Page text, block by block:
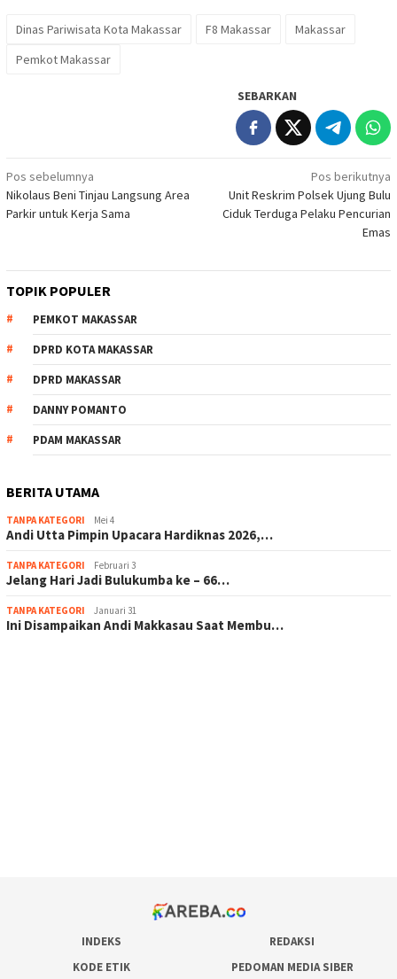
Dinas Pariwisata Kota Makassar F8 Makassar
Makassar
Pemkot Makassar
SEBARKAN
Navigasi
pos
Pos sebelumnya
Nikolaus Beni Tinjau Langsung Area
Parkir untuk Kerja Sama
Pos berikutnya
Unit Reskrim Polsek Ujung Bulu
Ciduk Terduga Pelaku Pencurian
Emas
TOPIK POPULER
PEMKOT MAKASSAR
DPRD KOTA MAKASSAR
DPRD MAKASSAR
DANNY POMANTO
PDAM MAKASSAR
BERITA UTAMA
TANPA KATEGORI Mei 4
Andi Utta Pimpin Upacara Hardiknas 2026,…
TANPA KATEGORI Februari 3
Jelang Hari Jadi Bulukumba ke – 66…
TANPA KATEGORI Januari 31
Ini Disampaikan Andi Makkasau Saat Membu…
INDEKS
REDAKSI
KODE ETIK
PEDOMAN MEDIA SIBER